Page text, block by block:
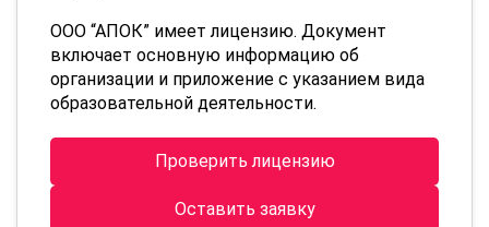
ООО “АПОК” имеет лицензию. Документ
включает основную информацию об
организации и приложение с указанием вида
образовательной деятельности.
Проверить лицензию
Оставить заявку